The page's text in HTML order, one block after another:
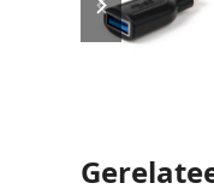
slide
slide